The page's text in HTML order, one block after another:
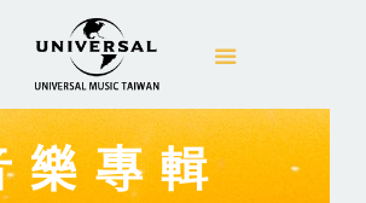
樂專輯